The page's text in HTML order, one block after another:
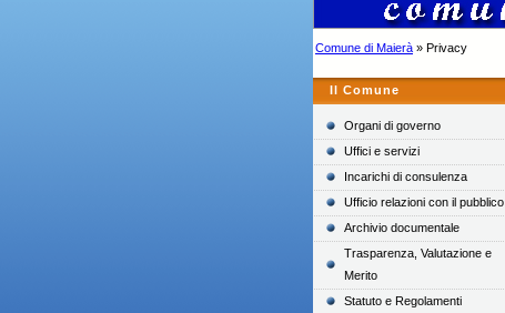
Comune di Maierà » Privacy
Il Comune
Organi di governo
Uffici e servizi
Incarichi di consulenza
Ufficio relazioni con il pubblico
Archivio documentale
Trasparenza, Valutazione e
Merito
Statuto e Regolamenti